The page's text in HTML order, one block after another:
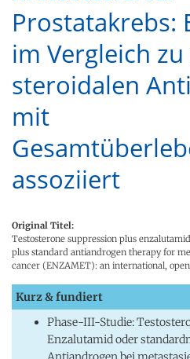
Prostatakrebs:
im Vergleich
steroidalen
mit
assoziiert
Original Titel:
Testosterone suppression plus
plus standard antiandrogen therapy for
cancer (ENZAMET): an international,
Kurz & fundiert
Phase-III-Studie:
Enzalutamid oder